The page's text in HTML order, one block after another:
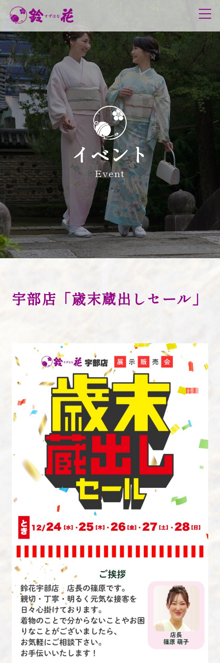
鈴花について
理念
代表メッセージ
歴史
和服の日
グループ
サービス概要
取り扱い商品
お手入れ情報
きものレンタル
DXへの取組み
イベント
お知らせ
よくあるご質問
店舗検索
イベント
Event
宇部店「歳末蔵出しセール」